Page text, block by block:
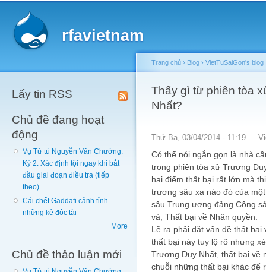
rfavietnam
Lấy tin RSS
Chủ đề đang hoạt
động
Vụ Tử tù Nguyễn Văn Chưởng:
Kỳ 2. Xác định tội ngay khi bắt
đầu giai đoạn điều tra (tiếp
theo)
Cái chết Gaddafi cảnh tỉnh
những kẻ độc tài
More
Chủ đề thảo luận mới
You are here
Trang chủ › Blog › VietTuSaiGon's blog
Thấy gì từ phiên tòa
Nhất?
Thứ Ba, 03/04/2014 - 11:19 —
Có thể nói ngắn gọn là nhà
trong phiên tòa xử Trương
hai điểm thất bại rất lớn mà
trương sâu xa nào đó của
sậu Trung ương đảng Cộng
và; Thất bại về Nhân quyền.
Lẽ ra phải đặt vấn đề thất
thất bại này tuy lộ rõ nhưng
Trương Duy Nhất, thất bại về
chuỗi những thất bại khác để